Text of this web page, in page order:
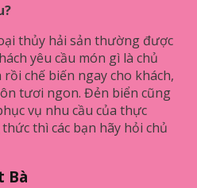
thủy hải sản thường được
yêu cầu món gì là chủ
chế biến ngay cho khách,
tươi ngon. Đẻn biển cũng
vụ nhu cầu của thực
thì các bạn hãy hỏi chủ
Bà